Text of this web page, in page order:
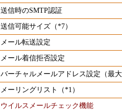
送信時のSMTP認証
送信可能サイズ（*7）
メール転送設定
メール着信拒否設定
バーチャルメールアドレス設定（最
メーリングリスト（*1）
ウイルスメールチェック機能